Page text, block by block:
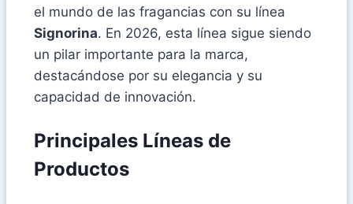
el mundo de las fragancias con su línea
Signorina. En 2026, esta línea sigue siendo
un pilar importante para la marca,
destacándose por su elegancia y su
capacidad de innovación.
Principales Líneas de
Productos